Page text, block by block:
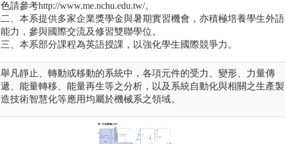
色請參考http://www.me.nchu.edu.tw/。
二、本系提供多家企業獎學金與暑期實習機會，亦積極培養學生外語
能力，參與國際交流及修習雙聯學位。
三、本系部分課程為英語授課，以強化學生國際競爭力。
舉凡靜止、轉動或移動的系統中，各項元件的受力、變形、力量傳
遞、能量轉移、能量再生等之分析，以及系統自動化與相關之生產製
造技術智慧化等應用均屬於機械系之領域。